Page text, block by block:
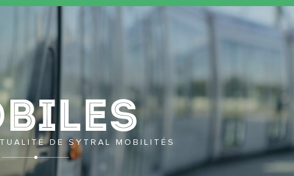
Retour à
Mobiles
DE SYTRAL MOBILITÉS